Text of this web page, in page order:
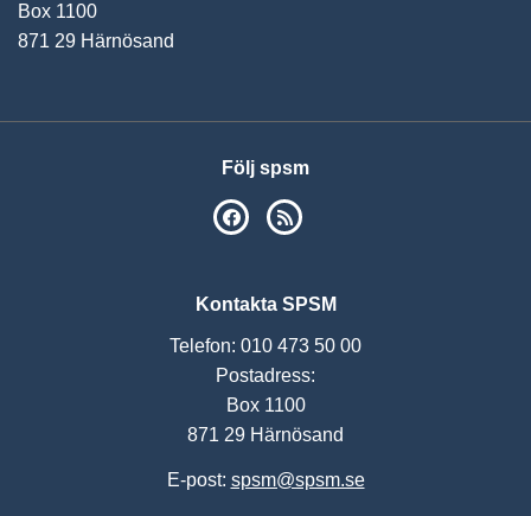
Box 1100
871 29 Härnösand
Följ spsm
SPSM på Facebook
Kontakta SPSM
Telefon: 010 473 50 00
Postadress:
Box 1100
871 29 Härnösand
E-post: spsm@spsm.se